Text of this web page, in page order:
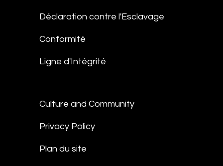
Déclaration contre l'Esclavage
Conformité
Ligne d'Intégrité
Culture and Community
Privacy Policy
Plan du site